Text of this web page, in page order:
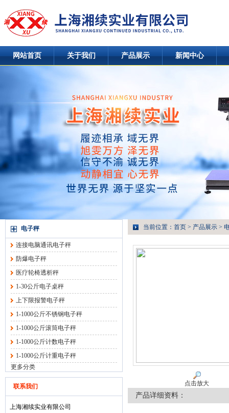
网站首页 关于我们 产品展示 新闻中心
电子秤
连接电脑通讯电子秤
防爆电子秤
医疗轮椅透析秤
1-30公斤电子桌秤
上下限报警电子秤
1-1000公斤不锈钢电子秤
1-1000公斤滚筒电子秤
1-1000公斤计数电子秤
1-1000公斤计重电子秤
更多分类
联系我们
上海湘续实业有限公司
当前位置： 首页 > 产品展示 >
点击放大
产品详细资料：